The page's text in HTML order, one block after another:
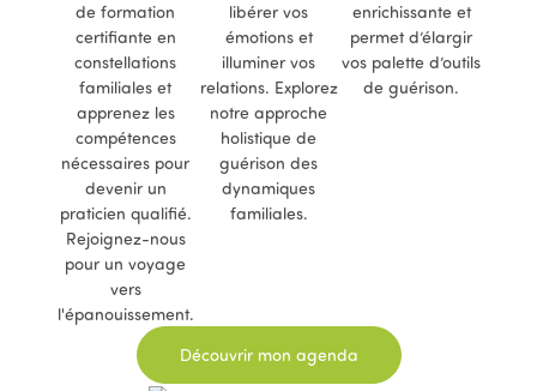
de formation
certifiante en
constellations
familiales et
apprenez les
compétences
nécessaires pour
devenir un
praticien qualifié.
Rejoignez-nous
pour un voyage
vers
l'épanouissement.
libérer vos
émotions et
illuminer vos
relations. Explorez
notre approche
holistique de
guérison des
dynamiques
familiales.
enrichissante et
permet d’élargir
vos palette d’outils
de guérison.
Découvrir mon agenda